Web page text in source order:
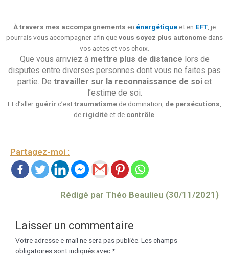
À travers mes accompagnements en énergétiqueet en EFT, je
pourrais vous accompagner afin quevous soyez plus autonomedans
vos actes et vos choix.
Que vous arriviez à mettre plus de distance lors de
disputes entre diverses personnes dont vous ne faites pas
partie. De travailler sur la reconnaissance de soi et
l’estime de soi.
Et d’aller guérir c’esttraumatismede domination, de persécutions,
de rigiditéet de contrôle.
Partagez-moi :
Rédigé par Théo Beaulieu (30/11/2021)
Laisser un commentaire
Votre adresse e-mail ne sera pas publiée. Les champs
obligatoires sont indiqués avec*